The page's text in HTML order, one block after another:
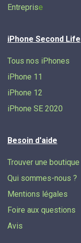
Entreprise
iPhone Second Life
Tous nos iPhones
iPhone 11
iPhone 12
iPhone SE 2020
Besoin d'aide
Trouver une boutique
Qui sommes-nous ?
Mentions légales
Foire aux questions
Avis